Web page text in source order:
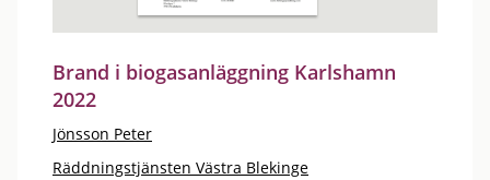
Brand i biogasanläggning Karlshamn
2022
Jönsson Peter
Räddningstjänsten Västra Blekinge